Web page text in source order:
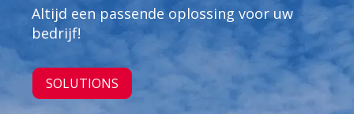
Altijd een passende oplossing voor uw
bedrijf!
SOLUTIONS